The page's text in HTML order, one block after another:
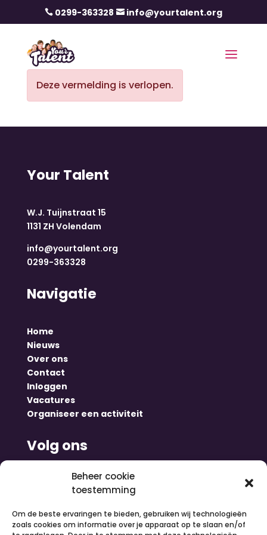
Beheer cookie
toestemming
Om de beste ervaringen te bieden, gebruiken wij technologieën
zoals cookies om informatie over je apparaat op te slaan en/of
 0299-363328  info@yourtalent.org
Deze vermelding is verlopen.
Your Talent
W.J. Tuijnstraat 15
1131 ZH Volendam
info@yourtalent.org
0299-363328
Navigatie
Home
Nieuws
Over ons
Contact
Inloggen
Vacatures
Organiseer een activiteit
Volg ons